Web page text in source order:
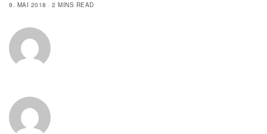
9. MAI 2018
2 MINS READ